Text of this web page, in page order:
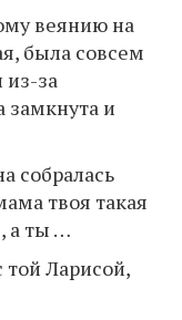
веянию на
была совсем
из-за
замкнута и
собралась
твоя такая
а ты …
той Ларисой,